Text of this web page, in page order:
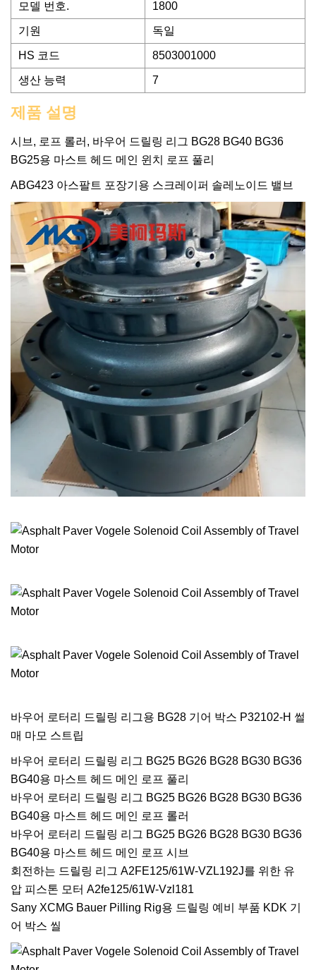
모델 번호. 1800
기원 독일
HS 코드 8503001000
생산 능력 7
제품 설명
시브, 로프 롤러, 바우어 드릴링 리그 BG28 BG40 BG36
BG25용 마스트 헤드 메인 윈치 로프 풀리
ABG423 아스팔트 포장기용 스크레이퍼 솔레노이드 밸브
바우어 로터리 드릴링 리그용 BG28 기어 박스 P32102-H 썰
매 마모 스트립
바우어 로터리 드릴링 리그 BG25 BG26 BG28 BG30 BG36
BG40용 마스트 헤드 메인 로프 풀리
바우어 로터리 드릴링 리그 BG25 BG26 BG28 BG30 BG36
BG40용 마스트 헤드 메인 로프 롤러
바우어 로터리 드릴링 리그 BG25 BG26 BG28 BG30 BG36
BG40용 마스트 헤드 메인 로프 시브
회전하는 드릴링 리그 A2FE125/61W-VZL192J를 위한 유
압 피스톤 모터 A2fe125/61W-Vzl181
Sany XCMG Bauer Pilling Rig용 드릴링 예비 부품 KDK 기
어 박스 씰